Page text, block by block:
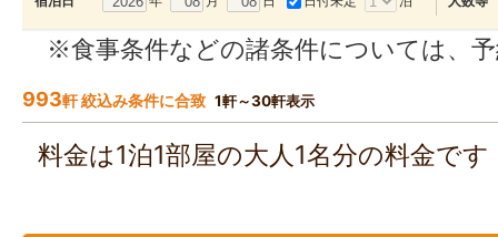
※食事条件などの諸条件については、
993軒 絞込み条件に合致 1軒～30軒表示
料金は1泊1部屋の大人1名分の料金で